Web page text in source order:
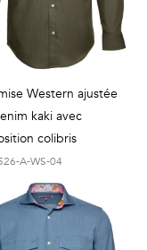
Western ajustée
kaki avec
colibris
A-WS-04